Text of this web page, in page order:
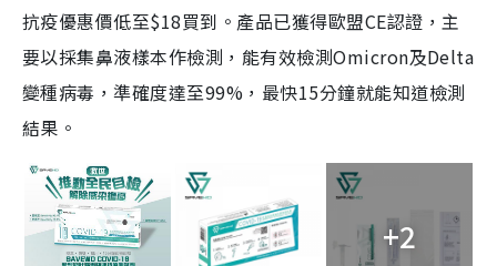
抗疫優惠價低至$18買到。產品已獲得歐盟CE認證，主
要以採集鼻液樣本作檢測，能有效檢測Omicron及Delta
變種病毒，準確度達至99%，最快15分鐘就能知道檢測
結果。
+2